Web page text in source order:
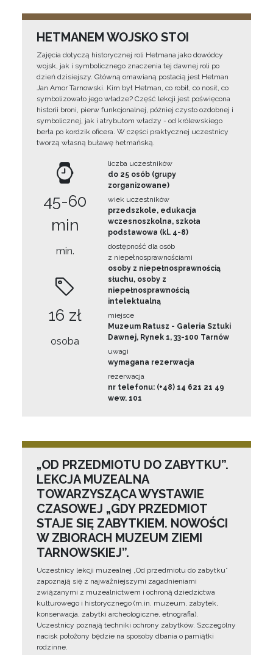
HETMANEM WOJSKO STOI
Zajęcia dotyczą historycznej roli Hetmana jako dowódcy
wojsk, jak i symbolicznego znaczenia tej dawnej roli po
dzień dzisiejszy. Główną omawianą postacią jest Hetman
Jan Amor Tarnowski. Kim był Hetman, co robił, co nosił, co
symbolizowało jego władze? Część lekcji jest poświęcona
historii broni, pierw funkcjonalnej, później czysto ozdobnej i
symbolicznej, jak i atrybutom władzy - od królewskiego
berła po kordzik oficera. W części praktycznej uczestnicy
tworzą własną buławę hetmańską.
45-60
min
min.
16 zł
osoba
liczba uczestników
do 25 osób (grupy
zorganizowane)
wiek uczestników
przedszkole, edukacja
wczesnoszkolna, szkoła
podstawowa (kl. 4-8)
dostępność dla osób
z niepełnosprawnościami
osoby z niepełnosprawnością
słuchu, osoby z
niepełnosprawnością
intelektualną
miejsce
Muzeum Ratusz - Galeria Sztuki
Dawnej, Rynek 1, 33-100 Tarnów
uwagi
wymagana rezerwacja
rezerwacja
nr telefonu: (+48) 14 621 21 49
wew. 101
„OD PRZEDMIOTU DO ZABYTKU”.
LEKCJA MUZEALNA
TOWARZYSZĄCA WYSTAWIE
CZASOWEJ „GDY PRZEDMIOT
STAJE SIĘ ZABYTKIEM. NOWOŚCI
W ZBIORACH MUZEUM ZIEMI
TARNOWSKIEJ”.
Uczestnicy lekcji muzealnej „Od przedmiotu do zabytku”
zapoznają się z najważniejszymi zagadnieniami
związanymi z muzealnictwem i ochroną dziedzictwa
kulturowego i historycznego (m.in. muzeum, zabytek,
konserwacja, zabytki archeologiczne, etnografia).
Uczestnicy poznają techniki ochrony zabytków. Szczególny
nacisk położony będzie na sposoby dbania o pamiątki
rodzinne.